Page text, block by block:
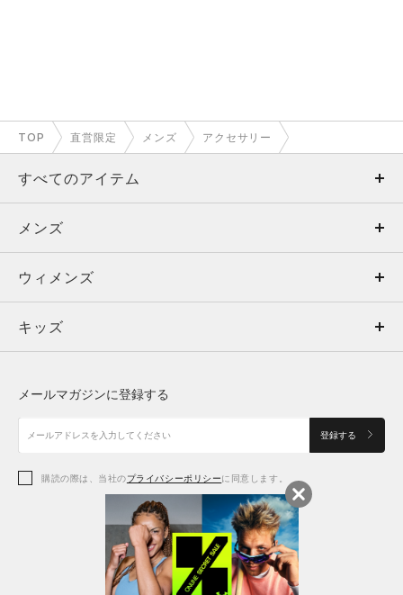
TOP 直営限定 メンズ アクセサリー
すべてのアイテム
メンズ
ウィメンズ
キッズ
アクセサリー
メンズ
トップス
ボトムス
アクセサリー
ウィメンズ
トップス
シューズ
アクセサリー
レギンス＆タイツ
キッズ
シューズ
メールマガジンに登録する
登録する
購読の際は、当社のプライバシーポリシーに同意します。